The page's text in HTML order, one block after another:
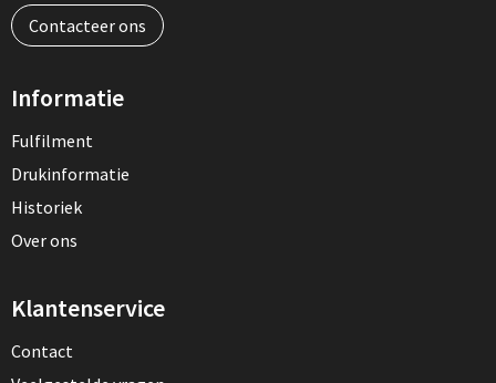
Contacteer ons
Informatie
Fulfilment
Drukinformatie
Historiek
Over ons
Klantenservice
Contact